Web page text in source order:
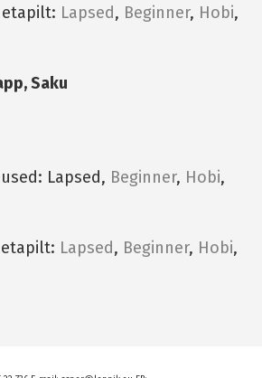
etapilt: Lapsed, Beginner, Hobi,
Saku
Lapsed, Beginner, Hobi,
Lapsed, Beginner, Hobi,